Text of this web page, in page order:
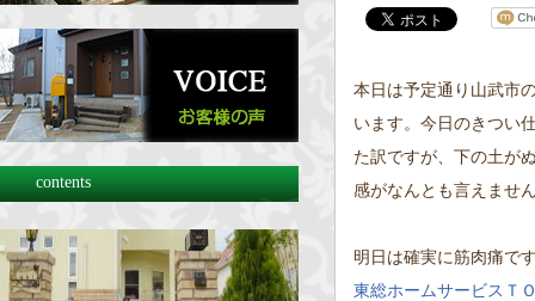
本日は予定通り山武市
います。今日のきつい
た訳ですが、下の土が
感がなんとも言えませ
明日は確実に筋肉痛で
東総ホームサービスＴ
contents